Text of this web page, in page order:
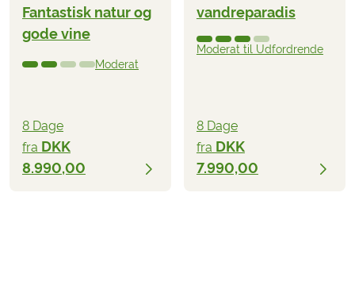
Fantastisk natur og
gode vine
Moderat
8 Dage
fra DKK
8.990,00
vandreparadis
Moderat til Udfordrende
8 Dage
fra DKK
7.990,00